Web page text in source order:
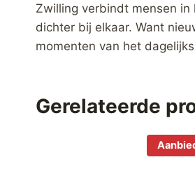
Zwilling verbindt mensen
dichter bij elkaar. Want
momenten van het
Gerelateerde